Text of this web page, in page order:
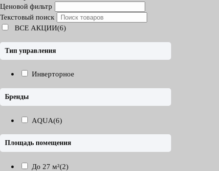
Ценовой фильтр
Текстовый поиск
ВСЕ АКЦИИ(6)
Тип управления
Инверторное
Бренды
AQUA(6)
Площадь помещения
До 27 м²(2)